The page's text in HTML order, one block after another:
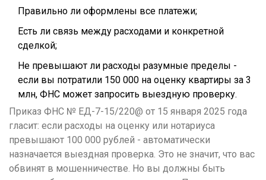
Правильно ли оформлены все платежи;
Есть ли связь между расходами и конкретной
сделкой;
Не превышают ли расходы разумные пределы -
если вы потратили 150 000 на оценку квартиры за 3
млн, ФНС может запросить выездную проверку.
Приказ ФНС № ЕД-7-15/220@ от 15 января 2025 года
гласит: если расходы на оценку или нотариуса
превышают 100 000 рублей - автоматически
назначается выездная проверка. Это не значит, что вас
обвинят в мошенничестве. Но вы должны быть